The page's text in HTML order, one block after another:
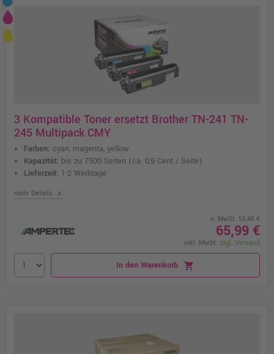
3 Kompatible Toner ersetzt Brother TN-241 TN-
245 Multipack CMY
Farben: cyan, magenta, yellow
Kapazität: bis zu 7500 Seiten (ca. 0,9 Cent / Seite)
Lieferzeit: 1-2 Werktage
mehr Details chevron_right
o. MwSt. 55,45 €
65,99 €
inkl. MwSt. zzgl. Versand
In den Warenkorb shopping_cart